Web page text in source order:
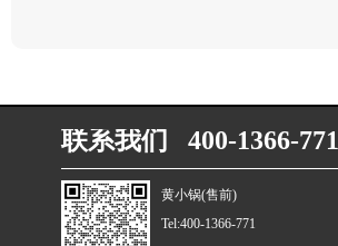
联系我们 400-1366-771
黄小锅(售前)
Tel:400-1366-771